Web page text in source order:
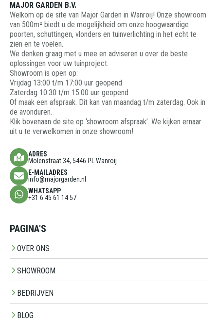
MAJOR GARDEN B.V.
Welkom op de site van Major Garden in Wanroij! Onze showroom
van 500m² biedt u de mogelijkheid om onze hoogwaardige
poorten, schuttingen, vlonders en tuinverlichting in het echt te
zien en te voelen.
We denken graag met u mee en adviseren u over de beste
oplossingen voor uw tuinproject.
Showroom is open op:
Vrijdag 13:00 t/m 17:00 uur geopend
Zaterdag 10:30 t/m 15:00 uur geopend
Of maak een afspraak. Dit kan van maandag t/m zaterdag. Ook in
de avonduren.
Klik bovenaan de site op ‘showroom afspraak’. We kijken ernaar
uit u te verwelkomen in onze showroom!
ADRES
Molenstraat 34, 5446 PL Wanroij
E-MAILADRES
info@majorgarden.nl
WHATSAPP
+31 6 45 61 14 57
PAGINA'S
OVER ONS
SHOWROOM
BEDRIJVEN
BLOG